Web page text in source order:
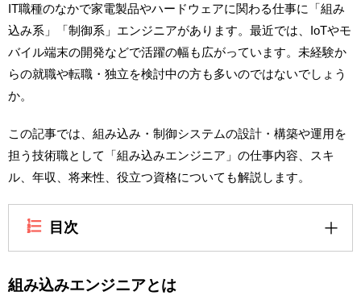
IT職種のなかで家電製品やハードウェアに関わる仕事に「組み
込み系」「制御系」エンジニアがあります。最近では、IoTやモ
バイル端末の開発などで活躍の幅も広がっています。未経験か
らの就職や転職・独立を検討中の方も多いのではないでしょう
か。
この記事では、組み込み・制御システムの設計・構築や運用を
担う技術職として「組み込みエンジニア」の仕事内容、スキ
ル、年収、将来性、役立つ資格についても解説します。
目次
組み込みエンジニアとは